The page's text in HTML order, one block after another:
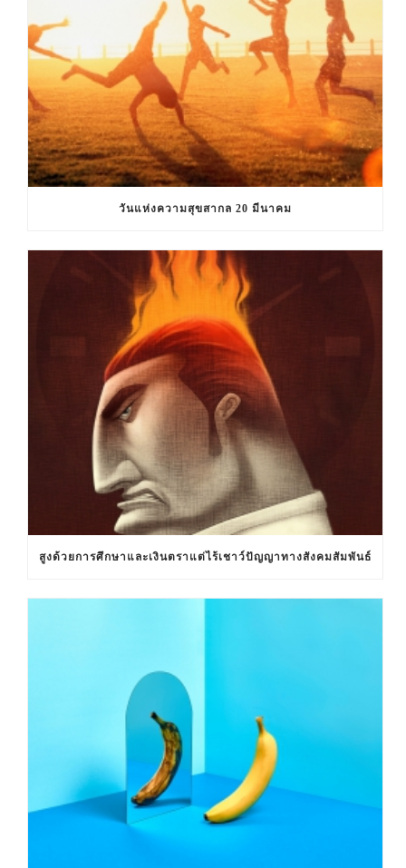
วันแห่งความสุขสากล 20 มีนาคม
สูงด้วยการศึกษาและเงินตราแต่ไร้เชาว์ปัญญาทางสังคมสัมพันธ์